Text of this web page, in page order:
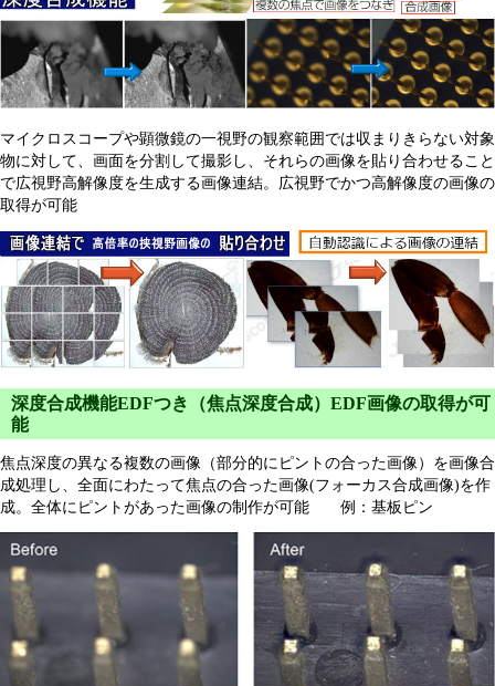
マイクロスコープや顕微鏡の一視野の観察範囲では収まりきらない対象
物に対して、画面を分割して撮影し、それらの画像を貼り合わせること
で広視野高解像度を生成する画像連結。広視野でかつ高解像度の画像の
取得が可能
深度合成機能EDFつき（焦点深度合成）EDF画像の取得が可
能
焦点深度の異なる複数の画像（部分的にピントの合った画像）を画像合
成処理し、全面にわたって焦点の合った画像(フォーカス合成画像)を作
成。全体にピントがあった画像の制作が可能 例：基板ピン